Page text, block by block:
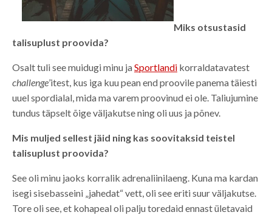
Miks otsustasid
talisuplust proovida?
Osalt tuli see muidugi minu jaSportlandi korraldatavatest
challenge’itest, kus iga kuu pean end proovile panema täiesti
uuel spordialal, mida ma varem proovinud ei ole. Taliujumine
tundus täpselt õige väljakutse ning oli uus ja põnev.
Mis muljed sellest jäid ning kas soovitaksid teistel
talisuplust proovida?
See oli minu jaoks korralik adrenaliinilaeng. Kuna ma kardan
isegi sisebasseini „jahedat“ vett, oli see eriti suur väljakutse.
Tore oli see, et kohapeal oli palju toredaid ennast ületavaid